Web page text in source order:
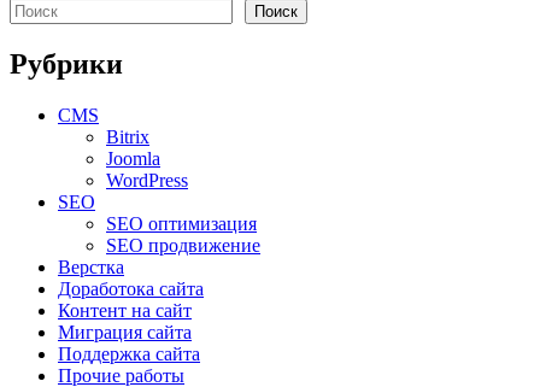
Поиск
Поиск
Рубрики
CMS
Bitrix
Joomla
WordPress
SEO
SEO оптимизация
SEO продвижение
Верстка
Доработока сайта
Контент на сайт
Миграция сайта
Поддержка сайта
Прочие работы